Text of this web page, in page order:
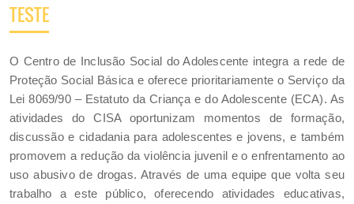
TESTE
O Centro de Inclusão Social do Adolescente integra a rede de
Proteção Social Básica e oferece prioritariamente o Serviço da
Lei 8069/90 – Estatuto da Criança e do Adolescente (ECA). As
atividades do CISA oportunizam momentos de formação,
discussão e cidadania para adolescentes e jovens, e também
promovem a redução da violência juvenil e o enfrentamento ao
uso abusivo de drogas. Através de uma equipe que volta seu
trabalho a este público, oferecendo atividades educativas,